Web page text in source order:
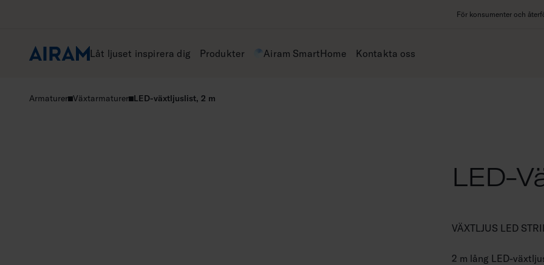
För konsumenter och
Låt ljuset inspirera dig Produkter Airam SmartHome Kontakta oss
Armaturer Växtarmaturer LED-växtljuslist, 2 m
LED-
VÄXTLJUS LED
2 m lång LED-